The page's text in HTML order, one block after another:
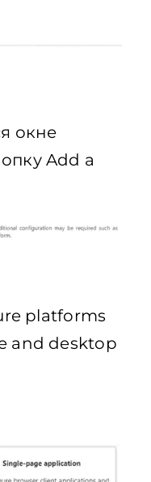
окне
Add a
platforms
and desktop